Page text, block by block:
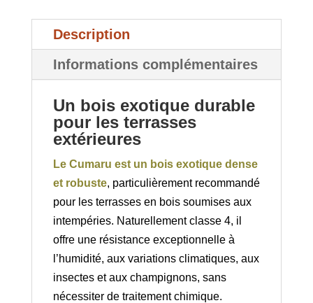
Description
Informations complémentaires
Un bois exotique durable
pour les terrasses
extérieures
Le Cumaru est un bois exotique dense
et robuste, particulièrement recommandé
pour les terrasses en bois soumises aux
intempéries. Naturellement classe 4, il
offre une résistance exceptionnelle à
l’humidité, aux variations climatiques, aux
insectes et aux champignons, sans
nécessiter de traitement chimique.